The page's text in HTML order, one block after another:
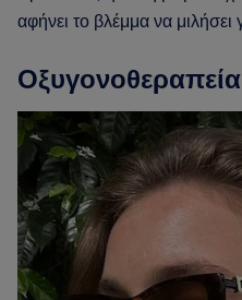
αφήνει το βλέμμα να μιλήσει
Οξυγονοθεραπεία